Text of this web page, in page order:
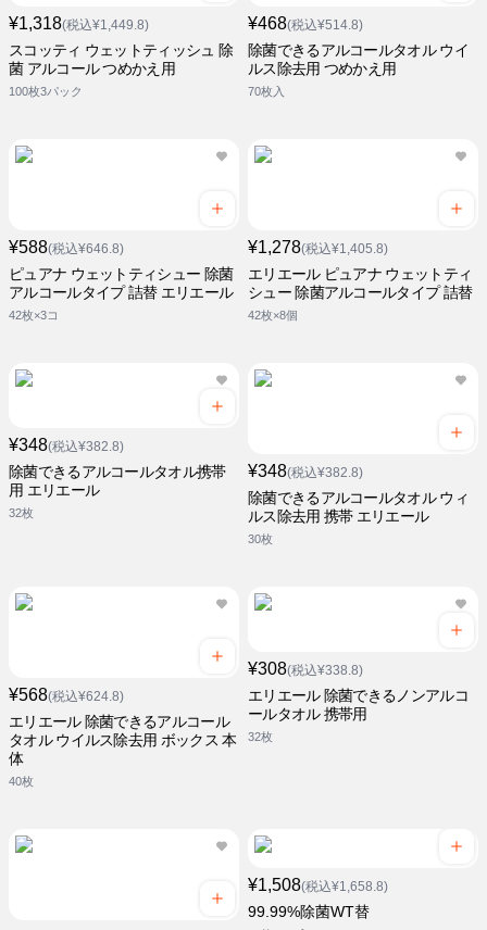
¥1,318(税込¥1,449.8)
スコッティ ウェットティッシュ 除
菌 アルコール つめかえ用
100枚3パック
¥468(税込¥514.8)
除菌できるアルコールタオル ウイ
ルス除去用 つめかえ用
70枚入
¥588(税込¥646.8)
ピュアナ ウェットティシュー 除菌
アルコールタイプ 詰替 エリエール
42枚×3コ
¥1,278(税込¥1,405.8)
エリエール ピュアナ ウェットティ
シュー 除菌アルコールタイプ 詰替
42枚×8個
¥348(税込¥382.8)
除菌できるアルコールタオル携帯
用 エリエール
32枚
¥348(税込¥382.8)
除菌できるアルコールタオル ウィ
ルス除去用 携帯 エリエール
30枚
¥568(税込¥624.8)
エリエール 除菌できるアルコール
タオル ウイルス除去用 ボックス 本
体
40枚
¥308(税込¥338.8)
エリエール 除菌できるノンアルコ
ールタオル 携帯用
32枚
¥1,508(税込¥1,658.8)
99.99%除菌WT替